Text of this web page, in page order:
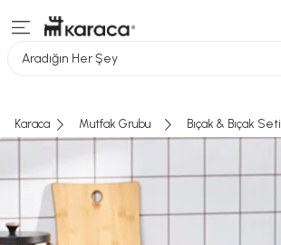
Aradığın Her Şey
Karaca Mutfak Grubu Bıçak & Bıçak Seti